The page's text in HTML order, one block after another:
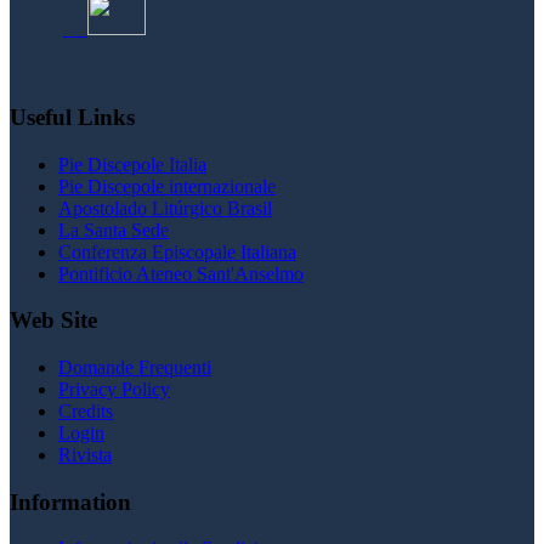
Useful Links
Pie Discepole Italia
Pie Discepole internazionale
Apostolado Litúrgico Brasil
La Santa Sede
Conferenza Episcopale Italiana
Pontificio Ateneo Sant'Anselmo
Web Site
Domande Frequenti
Privacy Policy
Credits
Login
Rivista
Information